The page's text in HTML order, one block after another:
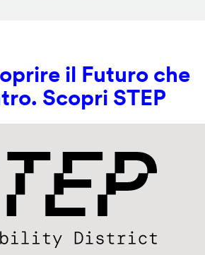
il Futuro che
Scopri STEP